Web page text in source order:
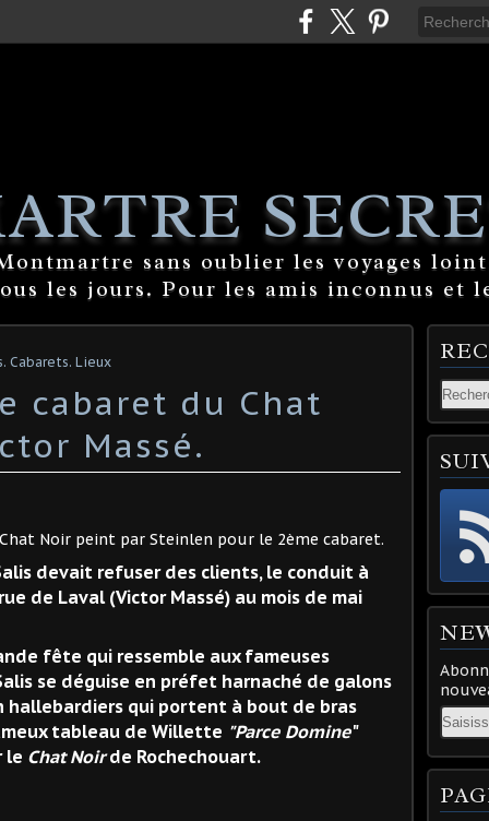
sans oublier les voyages
les jours. Pour les amis inconnus et
Cabarets. Lieux
cabaret du Chat
Massé.
par Steinlen pour le 2ème cabaret.
devait refuser des clients, le conduit à
de Laval (Victor Massé) au mois de mai
fête qui ressemble aux fameuses
se déguise en préfet harnaché de galons
hallebardiers qui portent à bout de bras
tableau de Willette "Parce Domine"
le Chat Noirde Rochechouart.
Email